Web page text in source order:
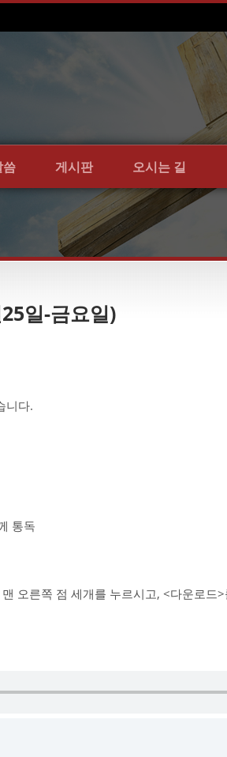
씀 게시판 오시는 길
일-금요일)
니다.
통독
오른쪽 점 세개를 누르시고, <다운로드